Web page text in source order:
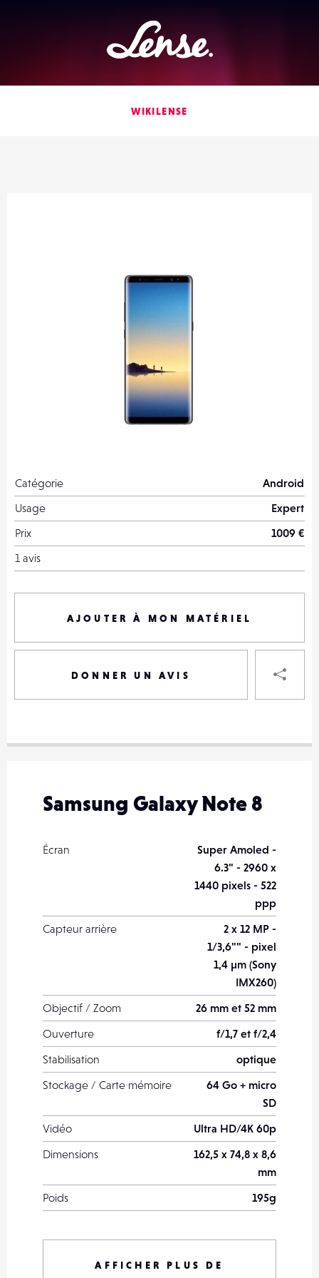
Lense
WIKILENSE
Catégorie
Android
Usage
Expert
Prix
1009 €
1 avis
AJOUTER À MON MATÉRIEL
DONNER UN AVIS
VOTRE
EMAIL
Samsung Galaxy Note 8
Écran
Super Amoled -
6.3" - 2960 x
1440 pixels - 522
ppp
Capteur arrière
2 x 12 MP -
1/3,6"" - pixel
1,4 µm (Sony
IMX260)
Objectif / Zoom
26 mm et 52 mm
Ouverture
f/1,7 et f/2,4
Stabilisation
optique
Stockage / Carte mémoire
64 Go + micro
SD
Vidéo
Ultra HD/4K 60p
Dimensions
162,5 x 74,8 x 8,6
mm
Poids
195g
- pixel 1,22 µm
AFFICHER PLUS DE